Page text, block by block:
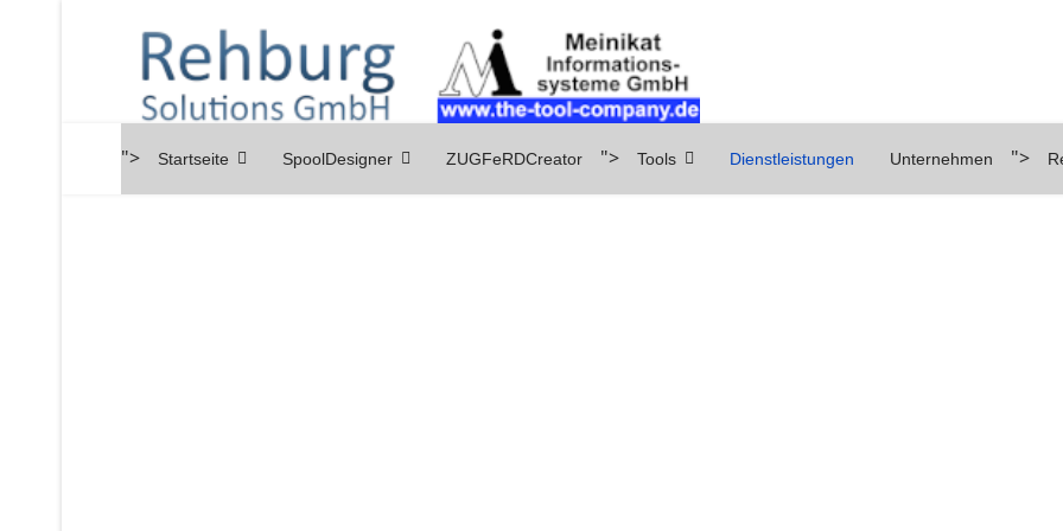
"> Startseite SpoolDesigner ZUGFeRDCreator "> Tools Dienstleistungen Unternehmen ">